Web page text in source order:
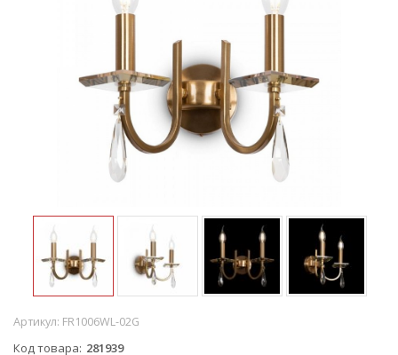
Артикул: FR1006WL-02G
Код товара 281939